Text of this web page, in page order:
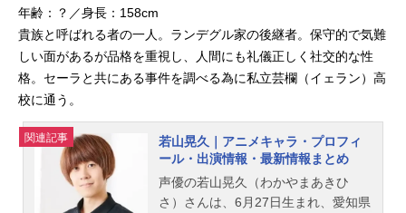
年齢：？／身長：158cm
貴族と呼ばれる者の一人。ランデグル家の後継者。保守的で気難
しい面があるが品格を重視し、人間にも礼儀正しく社交的な性
格。セーラと共にある事件を調べる為に私立芸欄（イェラン）高
校に通う。
関連記事
若山晃久｜アニメキャラ・プロフィ
ール・出演情報・最新情報まとめ
声優の若山晃久（わかやまあきひ
さ）さんは、6月27日生まれ、愛知県